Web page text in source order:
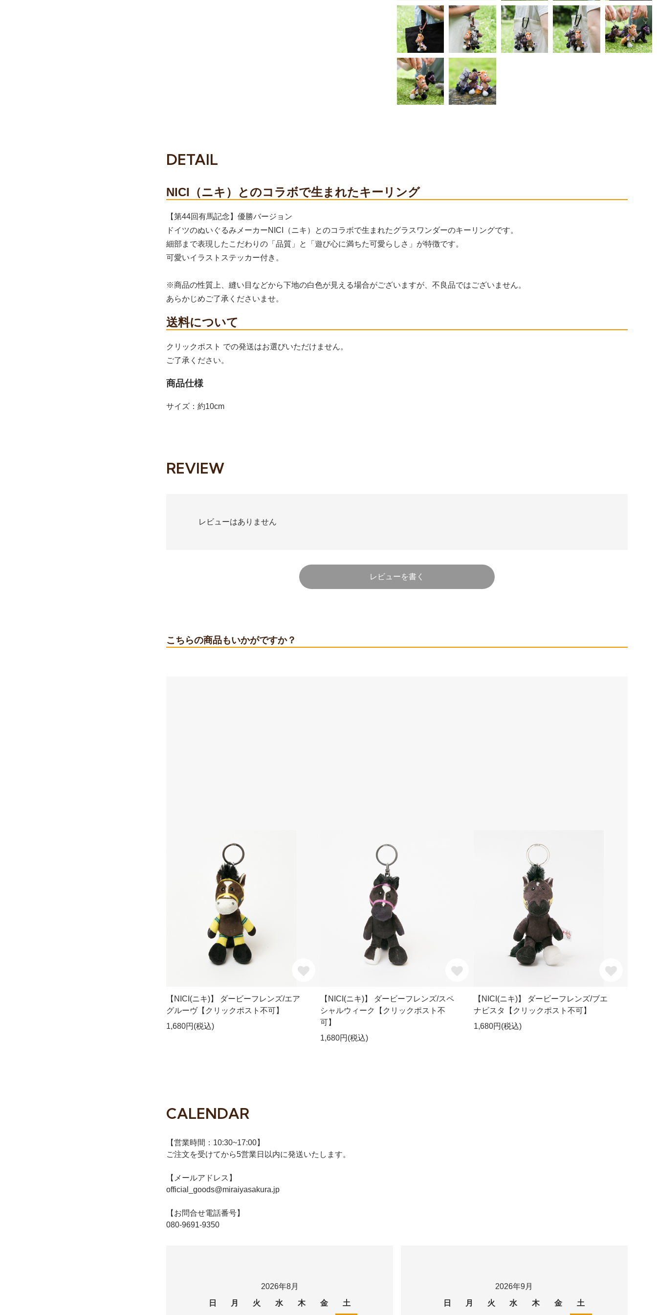
DETAIL
NICI（ニキ）とのコラボで生まれたキーリング
【第44回有馬記念】優勝バージョン
ドイツのぬいぐるみメーカーNICI（ニキ）とのコラボで生まれたグラスワンダーのキーリングです。
細部まで表現したこだわりの「品質」と「遊び心に満ちた可愛らしさ」が特徴です。
可愛いイラストステッカー付き。
※商品の性質上、縫い目などから下地の白色が見える場合がございますが、不良品ではございません。
あらかじめご了承くださいませ。
送料について
クリックポスト での発送はお選びいただけません。
ご了承ください。
商品仕様
サイズ：約10cm
REVIEW
レビューはありません
レビューを書く
こちらの商品もいかがですか？
【NICI(ニキ)】 ダービーフレンズ/エア
グルーヴ【クリックポスト不可】
1,680円(税込)
【NICI(ニキ)】 ダービーフレンズ/スペ
シャルウィーク【クリックポスト不
可】
1,680円(税込)
【NICI(ニキ)】 ダービーフレンズ/ブエ
ナビスタ【クリックポスト不可】
1,680円(税込)
CALENDAR
【営業時間：10:30~17:00】
ご注文を受けてから5営業日以内に発送いたします。
【メールアドレス】
official_goods@miraiyasakura.jp
【お問合せ電話番号】
080-9691-9350
2026年8月
日
月 火 水 木 金 土
2026年9月
日
月 火 水 木 金 土